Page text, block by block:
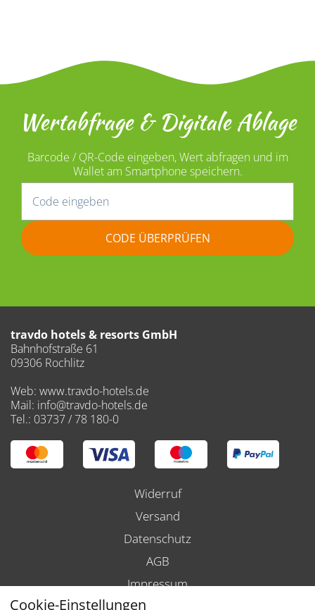
Wertabfrage & Digitale Ablage
Barcode / QR-Code eingeben, Wert abfragen und im
Wallet am Smartphone speichern.
CODE ÜBERPRÜFEN
travdo hotels & resorts GmbH
Bahnhofstraße 61
09306 Rochlitz
Web: www.travdo-hotels.de
Mail: info@travdo-hotels.de
Tel.: 03737 / 78 180-0
Widerruf
Versand
Datenschutz
AGB
Impressum
Barrierefreiheit
Cookie-Einstellungen